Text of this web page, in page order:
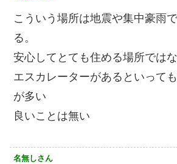
こういう場所は地震や集中豪雨
る。
安心してとても住める場所ではな
エスカレーターがあるといって
が多い
良いことは無い
名無しさん